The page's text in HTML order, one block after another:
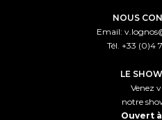
NOUS
Email:
Tél. +33 (0)4
LE
Venez
notre
Ouvert